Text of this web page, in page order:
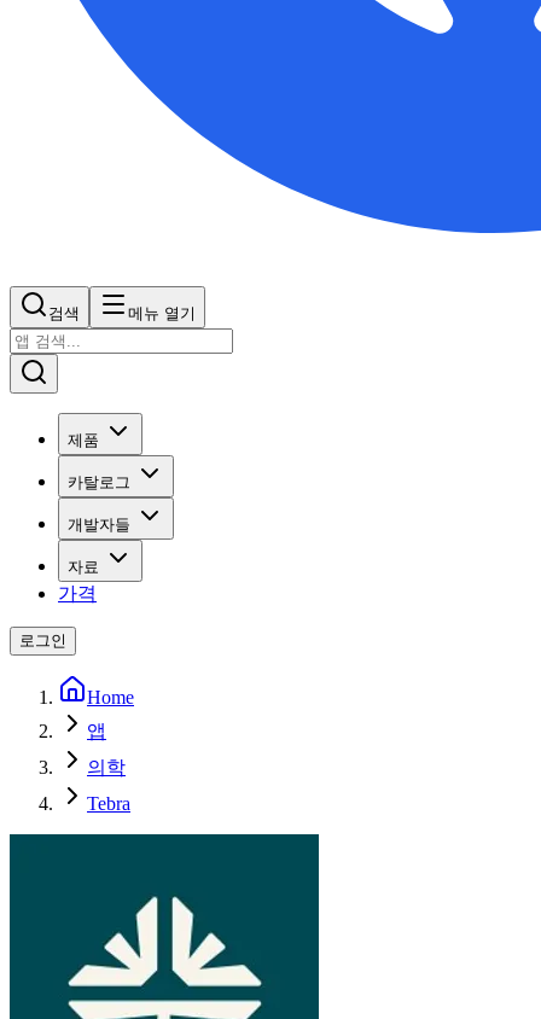
검색 메뉴 열기
제품
카탈로그
개발자들
자료
가격
로그인
Home
앱
의학
Tebra